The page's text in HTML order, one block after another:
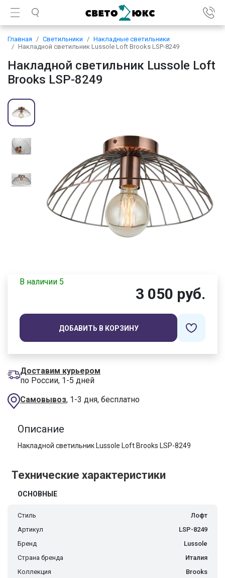
Главная Светильники
Накладные светильники
Накладной светильник Lussole Loft Brooks LSP-8249
Накладной светильник Lussole Loft
Brooks LSP-8249
В наличии 5
3 050 руб.
ДОБАВИТЬ В КОРЗИНУ
Доставим курьером
по России, 1-5 дней
Самовывоз, 1-3 дня, бесплатно
Описание
Накладной светильник Lussole Loft Brooks LSP-8249
Технические характеристики
ОСНОВНЫЕ
Стиль
Лофт
Артикул
LSP-8249
Бренд
Lussole
Страна бренда
Италия
Коллекция
Brooks